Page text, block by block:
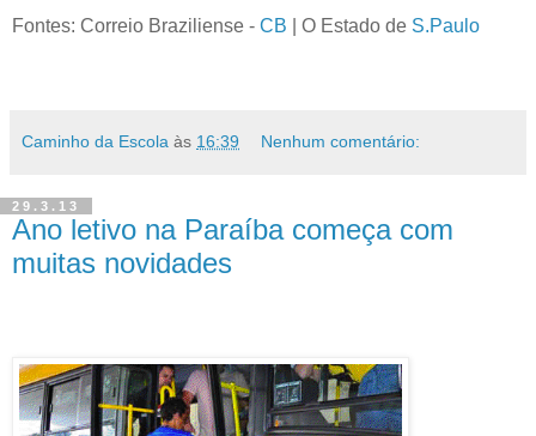
Fontes: Correio Braziliense - CB | O Estado de S.Paulo
Caminho da Escola às 16:39 Nenhum comentário:
29.3.13
Ano letivo na Paraíba começa com
muitas novidades